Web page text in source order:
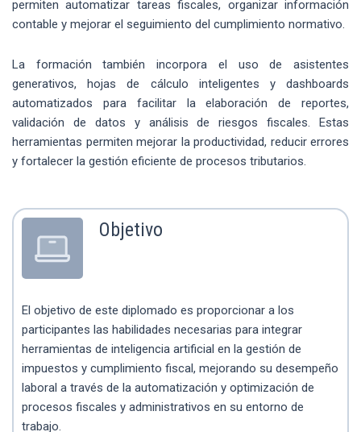
permiten automatizar tareas fiscales, organizar información
contable y mejorar el seguimiento del cumplimiento normativo.
La formación también incorpora el uso de asistentes
generativos, hojas de cálculo inteligentes y dashboards
automatizados para facilitar la elaboración de reportes,
validación de datos y análisis de riesgos fiscales. Estas
herramientas permiten mejorar la productividad, reducir errores
y fortalecer la gestión eficiente de procesos tributarios.
Objetivo
El objetivo de este diplomado es proporcionar a los
participantes las habilidades necesarias para integrar
herramientas de inteligencia artificial en la gestión de
impuestos y cumplimiento fiscal, mejorando su desempeño
laboral a través de la automatización y optimización de
procesos fiscales y administrativos en su entorno de
trabajo.